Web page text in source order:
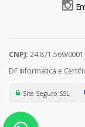
CNPJ: 24.871.569/
DF Informática e
Site Seguro SSL